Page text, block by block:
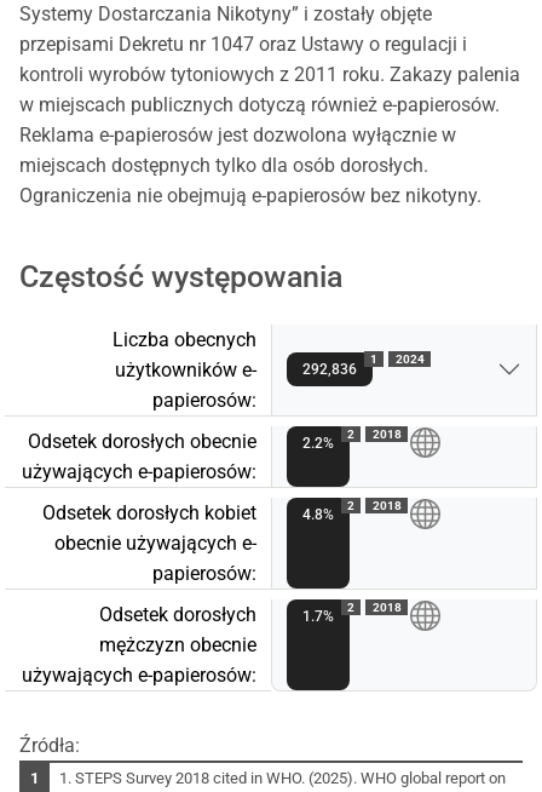
Systemy Dostarczania Nikotyny” i zostały objęte
przepisami Dekretu nr 1047 oraz Ustawy o regulacji i
kontroli wyrobów tytoniowych z 2011 roku. Zakazy palenia
w miejscach publicznych dotyczą również e-papierosów.
Reklama e-papierosów jest dozwolona wyłącznie w
miejscach dostępnych tylko dla osób dorosłych.
Ograniczenia nie obejmują e-papierosów bez nikotyny.
Częstość występowania
Liczba obecnych
użytkowników e-
papierosów:
292,836
1 2024
Odsetek dorosłych obecnie
używających e-papierosów:
2.2%
2 2018
Odsetek dorosłych kobiet
obecnie używających e-
papierosów:
4.8%
2 2018
Odsetek dorosłych
mężczyzn obecnie
używających e-papierosów:
1.7%
2 2018
Źródła:
1. STEPS Survey 2018 cited in WHO. (2025). WHO global report on